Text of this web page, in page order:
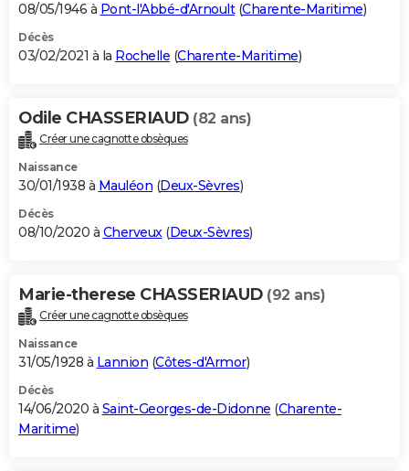
08/05/1946 à Pont-l'Abbé-d'Arnoult(Charente-Maritime)
Décès
03/02/2021 à la Rochelle (Charente-Maritime)
Odile CHASSERIAUD (82 ans)
Créer une cagnotte obsèques
Naissance
30/01/1938 à Mauléon (Deux-Sèvres)
Décès
08/10/2020 à Cherveux(Deux-Sèvres)
Marie-therese CHASSERIAUD (92 ans)
Créer une cagnotte obsèques
Naissance
31/05/1928 à Lannion (Côtes-d'Armor)
Décès
14/06/2020 à Saint-Georges-de-Didonne (Charente-
Maritime)